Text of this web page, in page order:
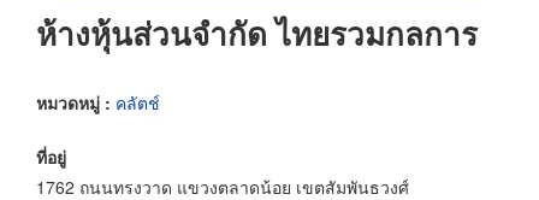
ห้างหุ้นส่วนจำกัด ไทยรวมกลการ
หมวดหมู่ : คลัตช์
ที่อยู่
1762 ถนนทรงวาด แขวงตลาดน้อย เขตสัมพันธวงศ์